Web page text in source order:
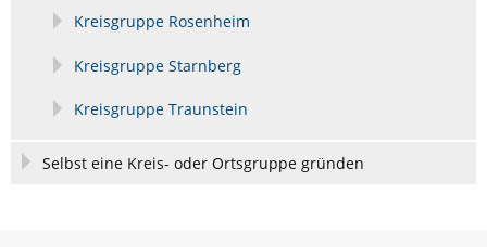
Kreisgruppe Rosenheim
Kreisgruppe Starnberg
Kreisgruppe Traunstein
Selbst eine Kreis- oder Ortsgruppe gründen